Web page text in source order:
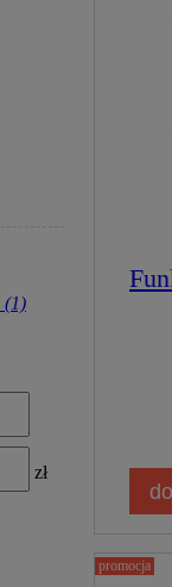
(1)
zł
promocja